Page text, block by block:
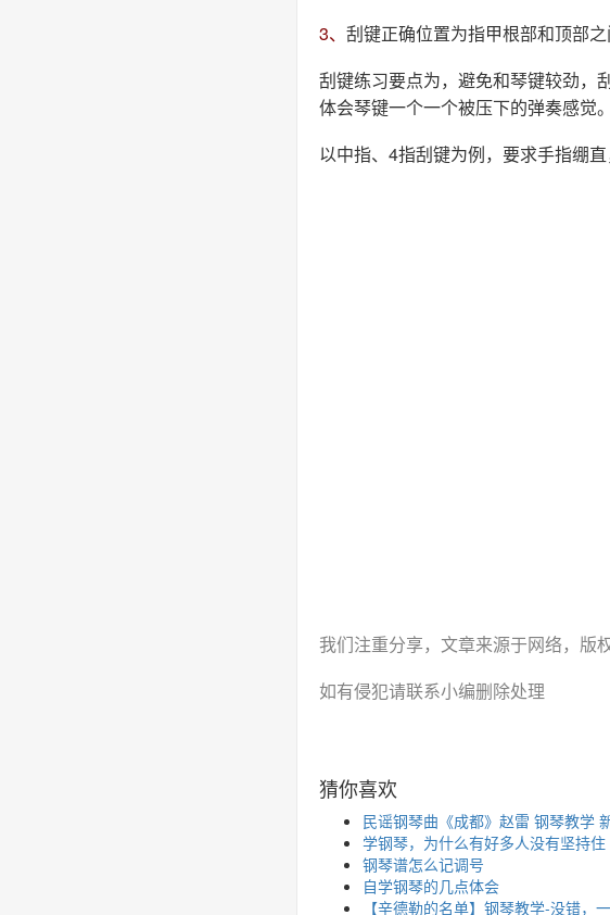
3、 刮键正确位置为指甲根部和顶部
刮键练习要点为，避免和琴键较劲，
体会琴键一个一个被压下的弹奏感觉。
以中指、4指刮键为例，要求手指绷
我们注重分享，文章来源于网络，版
如有侵犯请联系小编删除处理
猜你喜欢
民谣钢琴曲《成都》赵雷 钢琴教学
学钢琴，为什么有好多人没有坚持住
钢琴谱怎么记调号
自学钢琴的几点体会
【辛德勒的名单】钢琴教学-没错，